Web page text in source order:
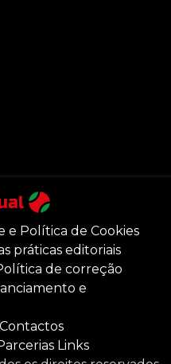
e Política de Cookies
práticas editoriais
de correção
e
Contactos
Links